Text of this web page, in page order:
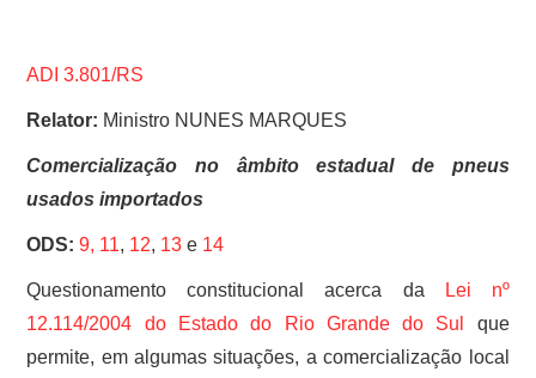
ADI 3.801/RS
Relator: Ministro NUNES MARQUES
Comercialização no âmbito estadual de pneus
usados importados
ODS:9, 11, 12, 13 e 14
Questionamento constitucional acerca da
Lei nº
12.114/2004 do Estado do Rio Grande do Sul
que
permite, em algumas situações, a comercialização local